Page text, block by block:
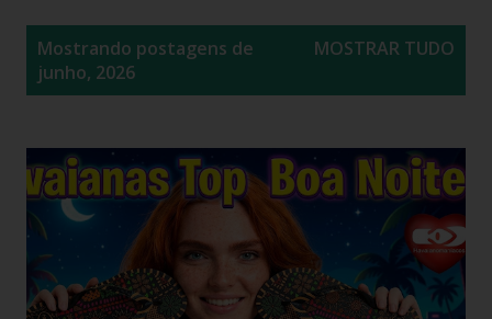
Mostrando postagens de
junho, 2026
MOSTRAR TUDO